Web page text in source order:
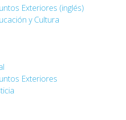
Exteriores (inglés)
y Cultura
Exteriores